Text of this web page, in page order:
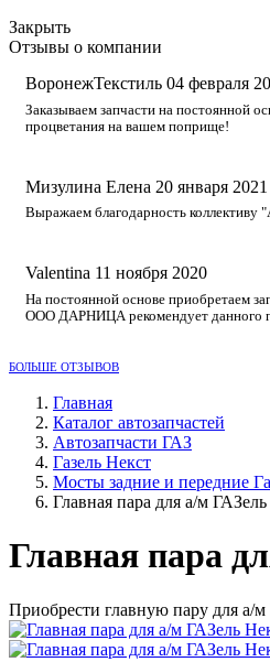
Закрыть
Отзывы о компании
ВоронежТекстиль 04 февраля
Заказываем запчасти на постоянной
процветания на вашем поприще!
Мизулина Елена 20 января 2021
Выражаем благодарность
Valentina 11 ноября 2020
На постоянной основе приобретаем
ООО ДАРНИЦА рекомендует данного
БОЛЬШЕ ОТЗЫВОВ
Главная
Каталог автозапчастей
Автозапчасти ГАЗ
Газель Некст
Мосты задние и передние
Главная пара для а/м
Главная пара
Приобрести главную пару для а/